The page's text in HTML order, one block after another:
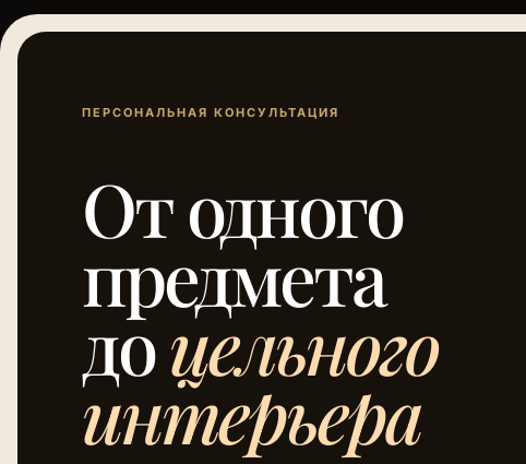
ПЕРСОНАЛЬНАЯ КОНСУЛЬТАЦИЯ
От одного
предмета
доцельного
интерьера